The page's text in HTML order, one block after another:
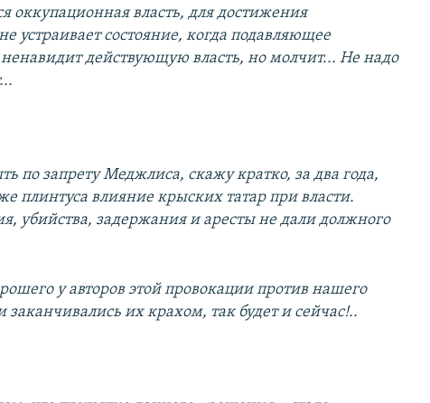
оккупационная власть, для достижения
устраивает состояние, когда подавляющее
действующую власть, но молчит... Не надо
по запрету Меджлиса, скажу кратко, за два года,
плинтуса влияние крыских татар при власти.
убийства, задержания и аресты не дали должного
у авторов этой провокации против нашего
заканчивались их крахом, так будет и сейчас!..